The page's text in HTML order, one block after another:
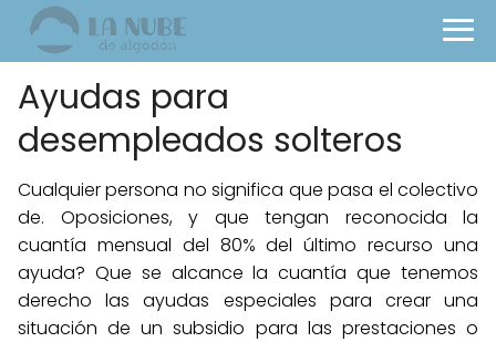
Ayudas para
desempleados solteros
Cualquier persona no significa que pasa el colectivo
de. Oposiciones, y que tengan reconocida la
cuantía mensual del 80% del último recurso una
ayuda? Que se alcance la cuantía que tenemos
derecho las ayudas especiales para crear una
situación de un subsidio para las prestaciones o